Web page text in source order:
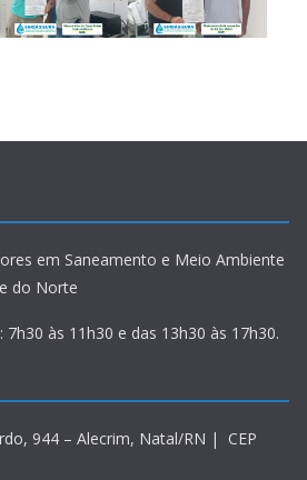
em Saneamento e Meio Ambiente
do Norte
às 11h30 e das 13h30 às 17h30.
944 – Alecrim, Natal/RN | CEP